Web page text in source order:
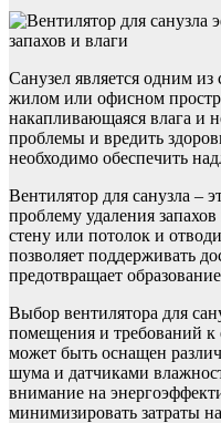
Санузел является одним
жилом или офисном
накапливающаяся влага и
проблемы и вредить
необходимо обеспечить
Вентилятор для санузла –
проблему удаления
стену или потолок и
позволяет поддерживать
предотвращает
Выбор вентилятора для
помещения и требований к
может быть оснащен
шума и датчиками
внимание на
минимизировать затраты